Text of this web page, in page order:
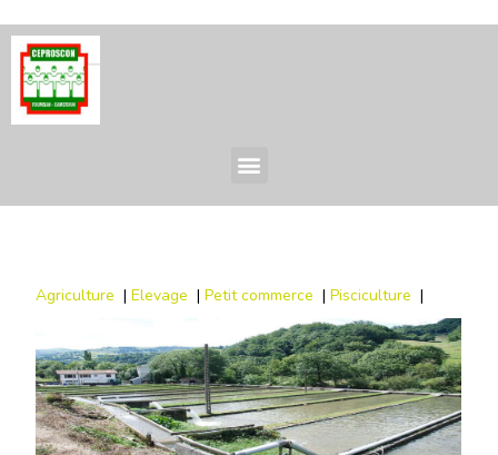
Agriculture |Elevage |Petit commerce |Pisciculture |